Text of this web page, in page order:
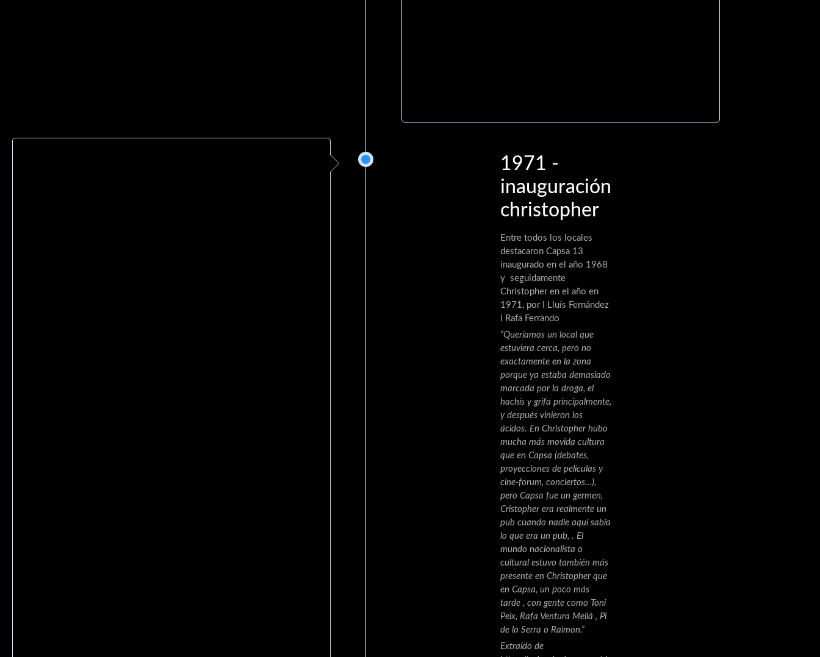
1971 -
inauguración
christopher
Entre todos los locales
destacaron Capsa 13
inaugurado en el año 1968
y seguidamente
Christopher en el año en
1971, por I Lluís Fernández
i Rafa Ferrando
“Queríamos un local que
estuviera cerca, pero no
exactamente en la zona
porque ya estaba demasiado
marcada por la droga, el
hachís y grifa principalmente,
y después vinieron los
ácidos. En Christopher hubo
mucha más movida cultura
que en Capsa (debates,
proyecciones de películas y
cine-forum, conciertos…),
pero Capsa fue un germen,
Cristopher era realmente un
pub cuando nadie aquí sabía
lo que era un pub, . El
mundo nacionalista o
cultural estuvo también más
presente en Christopher que
en Capsa, un poco más
tarde , con gente como Toni
Peix, Rafa Ventura Melià , Pi
de la Serra o Raimon.“
Extraído de